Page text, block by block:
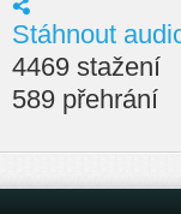
Stáhnout
4469 stažení
589 přehrání